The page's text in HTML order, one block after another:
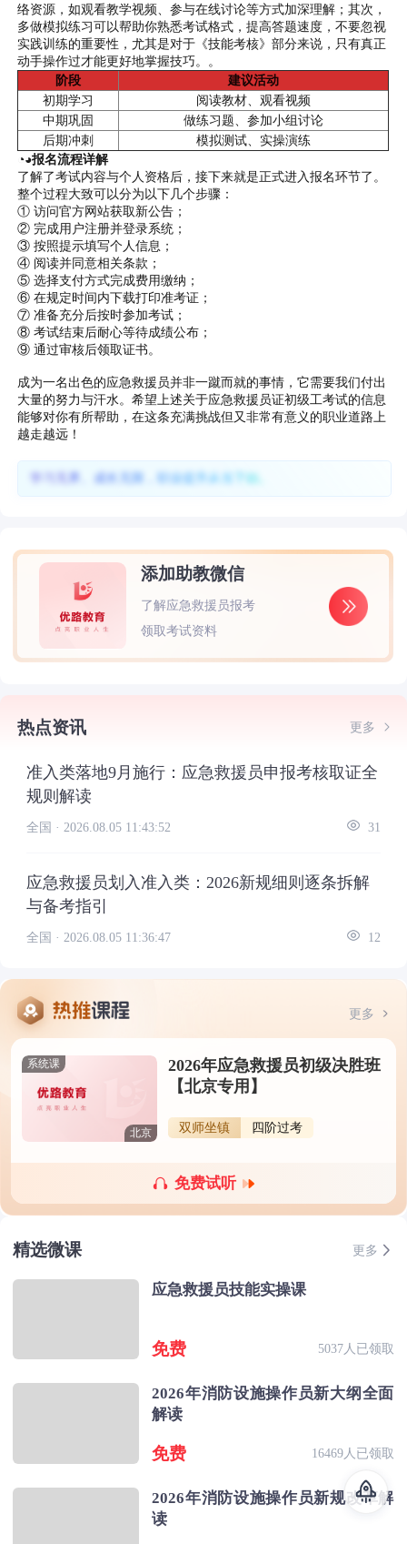
络资源，如观看教学视频、参与在线讨论等方式加深理解；其次，
多做模拟练习可以帮助你熟悉考试格式，提高答题速度，不要忽视
实践训练的重要性，尤其是对于《技能考核》部分来说，只有真正
动手操作过才能更好地掌握技巧。。
阶段
建议活动
初期学习
阅读教材、观看视频
中期巩固
做练习题、参加小组讨论
后期冲刺
模拟测试、实操演练
◔◕报名流程详解
了解了考试内容与个人资格后，接下来就是正式进入报名环节了。
整个过程大致可以分为以下几个步骤：
① 访问官方网站获取新公告；
② 完成用户注册并登录系统；
③ 按照提示填写个人信息；
④ 阅读并同意相关条款；
⑤ 选择支付方式完成费用缴纳；
⑥ 在规定时间内下载打印准考证；
⑦ 准备充分后按时参加考试；
⑧ 考试结束后耐心等待成绩公布；
⑨ 通过审核后领取证书。
成为一名出色的应急救援员并非一蹴而就的事情，它需要我们付出
大量的努力与汗水。希望上述关于应急救援员证初级工考试的信息
能够对你有所帮助，在这条充满挑战但又非常有意义的职业道路上
越走越远！
学习无界、成长无限，职业提升从当下始。
添加助教微信
了解应急救援员报考
领取考试资料
热点资讯 更多
准入类落地9月施行：应急救援员申报考核取证全
规则解读
全国 · 2026.08.05 11:43:52 31
应急救援员划入准入类：2026新规细则逐条拆解
与备考指引
全国 · 2026.08.05 11:36:47 12
更多
系统课
北京
2026年应急救援员初级决胜班
【北京专用】
双师坐镇 四阶过考
免费试听
精选微课 更多
应急救援员技能实操课
免费 5037人已领取
2026年消防设施操作员新大纲全面
解读
免费 16469人已领取
2026年消防设施操作员新规改革解
读